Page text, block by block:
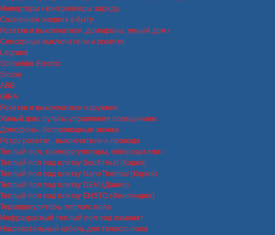
Инверторы / контроллеры заряда
Солнечная энергия в быту
Розетки и выключатели, домофоны, умный дом
Сенсорные выключатели и розетки
Legrand
Schneider Electric
Simon
ABB
GIRA
Розетки и выключатели наружние
Умный дом, пульты управления освещением
Домофоны, беспроводные звонки
Ретро розетки , выключатели и провода
Теплый пол, терморегуляторы, обогреватели
Теплый пол под плитку SouthHeat (Корея)
Теплый пол под плитку NanoThermal (Корея)
Теплый пол под плитку DEVI (Дания)
Теплый пол под плитку ENSTO (Финляндия)
Терморегуляторы теплого пола
Инфракрасный теплый пол под ламинат
Нагревательный кабель для теплого пола